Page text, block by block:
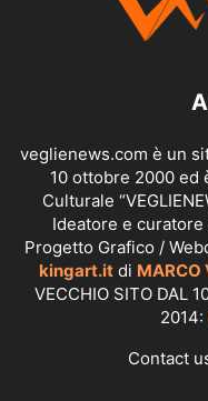
veglienews.com è un
10 ottobre 2000 ed
Culturale
Ideatore e curatore
Progetto Grafico /
kingart.itdi MARCO
VECCHIO SITO DAL
2014:
Contact